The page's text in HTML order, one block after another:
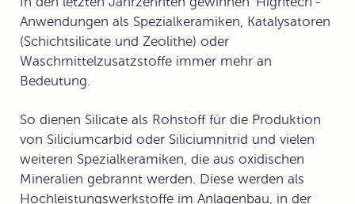
Anwendungen als Spezialkeramiken, Katalysatoren
(Schichtsilicate und Zeolithe) oder
Waschmittelzusatzstoffe immer mehr an
Bedeutung.
So dienen Silicate als Rohstoff für die Produktion
von Siliciumcarbid oder Siliciumnitrid und vielen
weiteren Spezialkeramiken, die aus oxidischen
Mineralien gebrannt werden. Diese werden als
Hochleistungswerkstoffe im Anlagenbau, in der